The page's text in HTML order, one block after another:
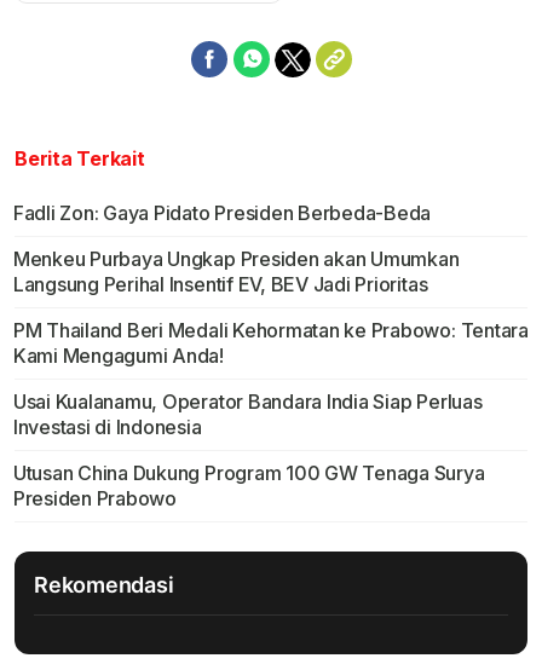
Berita Terkait
Fadli Zon: Gaya Pidato Presiden Berbeda-Beda
Menkeu Purbaya Ungkap Presiden akan Umumkan
Langsung Perihal Insentif EV, BEV Jadi Prioritas
PM Thailand Beri Medali Kehormatan ke Prabowo: Tentara
Kami Mengagumi Anda!
Usai Kualanamu, Operator Bandara India Siap Perluas
Investasi di Indonesia
Utusan China Dukung Program 100 GW Tenaga Surya
Presiden Prabowo
Rekomendasi